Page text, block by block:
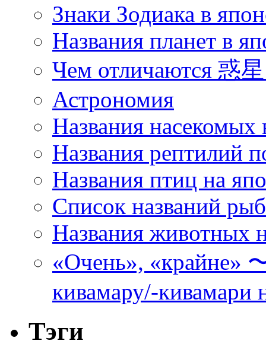
Знаки Зодиака в
Названия планет в
Чем отличаются 惑
Астрономия
Названия насекомых
Названия рептилий
Названия птиц на
Список названий
Названия животных
«Очень», «крайне»
кивамару/-кивамари
Тэги